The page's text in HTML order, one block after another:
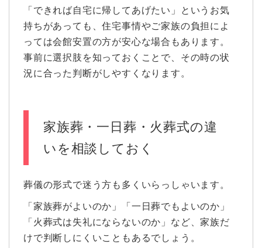
「できれば自宅に帰してあげたい」というお気
持ちがあっても、住宅事情やご家族の負担によ
っては会館安置の方が安心な場合もあります。
事前に選択肢を知っておくことで、その時の状
況に合った判断がしやすくなります。
家族葬・一日葬・火葬式の違
いを相談しておく
葬儀の形式で迷う方も多くいらっしゃいます。
「家族葬がよいのか」「一日葬でもよいのか」
「火葬式は失礼にならないのか」など、家族だ
けで判断しにくいこともあるでしょう。